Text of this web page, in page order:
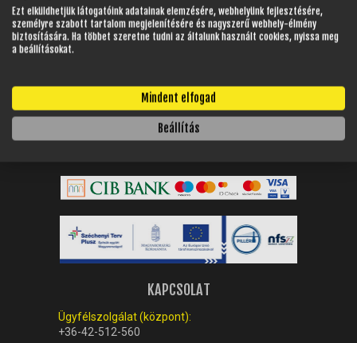
Szombat: 08:00 - 13:00
Vasárnap: Zárva
KAPCSOLAT
Ügyfélszolgálat (központ):
+36-42-512-560
Ezt elküldhetjük látogatóink adatainak elemzésére, webhelyünk fejlesztésére,
személyre szabott tartalom megjelenítésére és nagyszerű webhely-élmény
biztosítására. Ha többet szeretne tudni az általunk használt cookies, nyissa meg
a beállításokat.
Mindent elfogad
Beállítás